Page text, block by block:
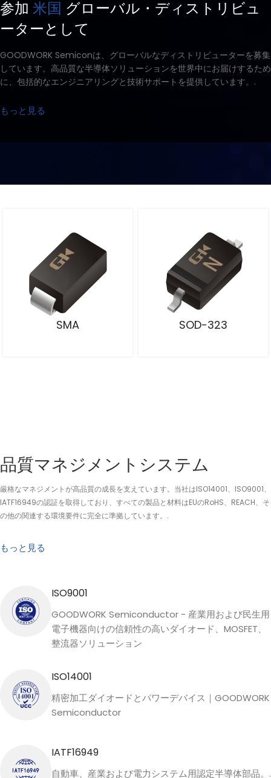
参加 米国 グローバル・ディストリビュ
ーターとして
GOODWORK Semiconは、グローバルなディストリビューターを募集
しています。高品質な半導体ソリューションを世界中にお届けするため
に、包括的なエンジニアリングと技術サポートを提供しています。.
もっと見る
SMA SOD-323
品質マネジメントシステム
厳格なマネジメントが高品質の成長を支えています。当社はISO14001、ISO9001、
IATF16949の認証を取得しており、すべての製品と材料はEUのRoHS、REACH、そ
の他の関連する環境要件に完全に準拠しています。.
もっと見る
ISO9001
GOODWORK Semiconductor - 産業用および民生用
電子機器向けの信頼性の高いダイオード、MOSFET、
整流器ソリューション
ISO14001
精密加工ダイオードとパワーデバイス｜GOODWORK
Semiconductor
IATF16949
自動車、産業および電力システム用認定半導体部品。.